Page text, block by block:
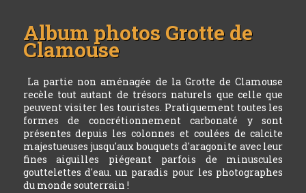
Album photos Grotte de
Clamouse
La partie non aménagée de la Grotte de Clamouse
recèle tout autant de trésors naturels que celle que
peuvent visiter les touristes. Pratiquement toutes les
formes de concrétionnement carbonaté y sont
présentes depuis les colonnes et coulées de calcite
majestueuses jusqu'aux bouquets d'aragonite avec leur
fines aiguilles piégeant parfois de minuscules
gouttelettes d'eau. un paradis pour les photographes
du monde souterrain !